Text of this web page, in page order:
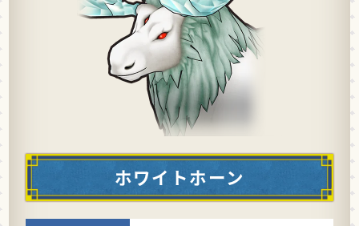
ホワイトホーン